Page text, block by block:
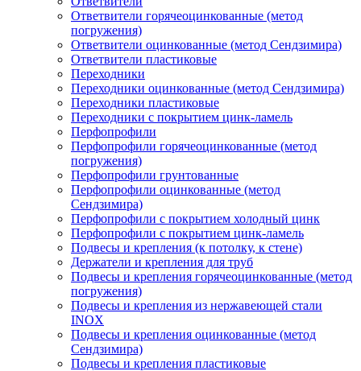
Ответвители горячеоцинкованные (метод
погружения)
Ответвители оцинкованные (метод Сендзимира)
Ответвители пластиковые
Переходники
Переходники оцинкованные (метод Сендзимира)
Переходники пластиковые
Переходники с покрытием цинк-ламель
Перфопрофили
Перфопрофили горячеоцинкованные (метод
погружения)
Перфопрофили грунтованные
Перфопрофили оцинкованные (метод
Сендзимира)
Перфопрофили с покрытием холодный цинк
Перфопрофили с покрытием цинк-ламель
Подвесы и крепления (к потолку, к стене)
Держатели и крепления для труб
Подвесы и крепления горячеоцинкованные (метод
погружения)
Подвесы и крепления из нержавеющей стали
INOX
Подвесы и крепления оцинкованные (метод
Сендзимира)
Подвесы и крепления пластиковые